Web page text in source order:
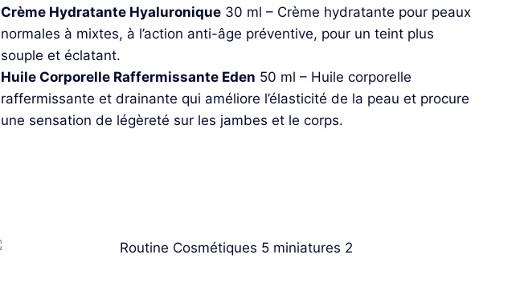
Crème Hydratante Hyaluronique30 ml – Crème hydratante pour peaux
normales à mixtes, à l’action anti-âge préventive, pour un teint plus
souple et éclatant.
Huile Corporelle Raffermissante Eden 50 ml – Huile corporelle
raffermissante et drainante qui améliore l’élasticité de la peau et procure
une sensation de légèreté sur les jambes et le corps.